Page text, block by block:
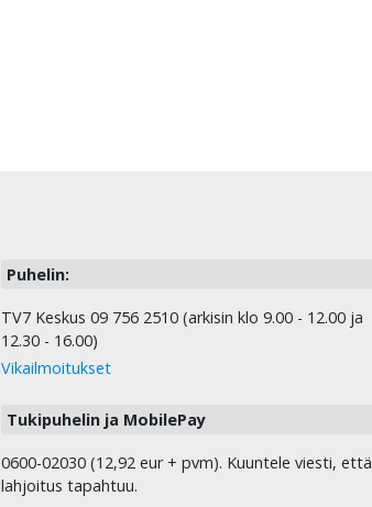
Puhelin:
TV7 Keskus 09 756 2510 (arkisin klo 9.00 - 12.00 ja
12.30 - 16.00)
Vikailmoitukset
Tukipuhelin ja MobilePay
0600-02030 (12,92 eur + pvm). Kuuntele viesti, että
lahjoitus tapahtuu.